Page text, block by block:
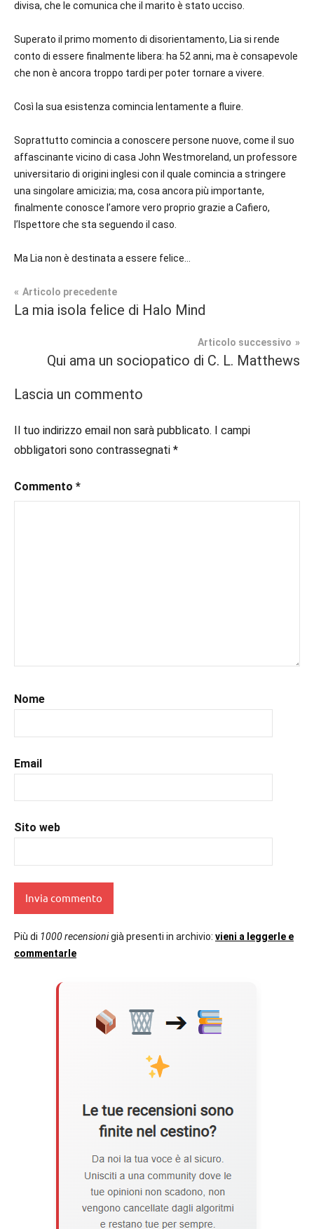
divisa, che le comunica che il marito è stato ucciso.
Superato il primo momento di disorientamento, Lia si rende
conto di essere finalmente libera: ha 52 anni, ma è consapevole
che non è ancora troppo tardi per poter tornare a vivere.
Così la sua esistenza comincia lentamente a fluire.
Soprattutto comincia a conoscere persone nuove, come il suo
affascinante vicino di casa John Westmoreland, un professore
universitario di origini inglesi con il quale comincia a stringere
una singolare amicizia; ma, cosa ancora più importante,
finalmente conosce l’amore vero proprio grazie a Cafiero,
l’Ispettore che sta seguendo il caso.
Ma Lia non è destinata a essere felice…
Tag
#bloggerlife,
#booklover,
#ebook
#inspiration,
#ioleggo,
#uncuoretrailibri
Prossime
Narrativa
Navigazione
Articolo precedente
La mia isola felice di Halo Mind
Articolo successivo
Qui ama un sociopatico di C. L. Matthews
Lascia un commento
Il tuo indirizzo email non sarà pubblicato. I campi
obbligatori sono contrassegnati *
Commento *
Nome
Email
Sito web
Più di 1000 recensionigià presenti in archivio: vieni a leggerle e
commentarle